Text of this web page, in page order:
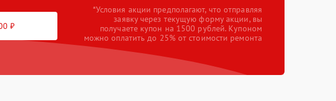
₽
*Условия акции предполагают, что отправляя
заявку через текущую форму акции, вы
получаете купон на 1500 рублей. Купоном
можно оплатить до 25% от стоимости ремонта